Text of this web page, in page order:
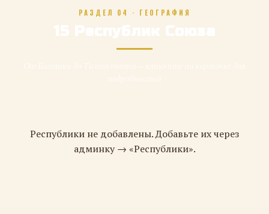
РАЗДЕЛ 04 · ГЕОГРАФИЯ
15 Республик Союза
Республики не добавлены. Добавьте их через
админку → «Республики».